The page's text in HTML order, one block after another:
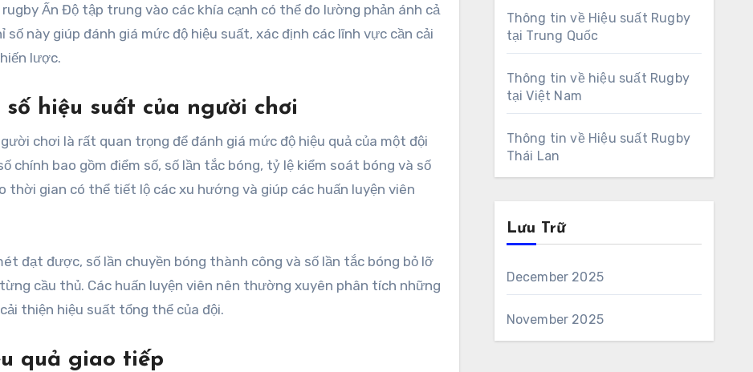
Ấn Độ tập trung vào các khía cạnh có thể đo lường phản ánh cả
này giúp đánh giá mức độ hiệu suất, xác định các lĩnh vực cần cải
lược.
hiệu suất của người chơi
chơi là rất quan trọng để đánh giá mức độ hiệu quả của một đội
chính bao gồm điểm số, số lần tắc bóng, tỷ lệ kiểm soát bóng và số
thời gian có thể tiết lộ các xu hướng và giúp các huấn luyện viên
đạt được, số lần chuyền bóng thành công và số lần tắc bóng bỏ lỡ
cầu thủ. Các huấn luyện viên nên thường xuyên phân tích những
thiện hiệu suất tổng thể của đội.
quả giao tiếp
Thông tin về Hiệu suất Rugby
tại Trung Quốc
Thông tin về hiệu suất Rugby
tại Việt Nam
Thông tin về Hiệu suất Rugby
Thái Lan
Lưu Trữ
December 2025
November 2025